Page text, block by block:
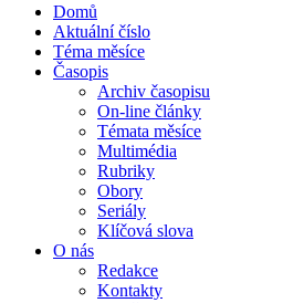
Domů
Aktuální číslo
Téma měsíce
Časopis
Archiv časopisu
On-line články
Témata měsíce
Multimédia
Rubriky
Obory
Seriály
Klíčová slova
O nás
Redakce
Kontakty